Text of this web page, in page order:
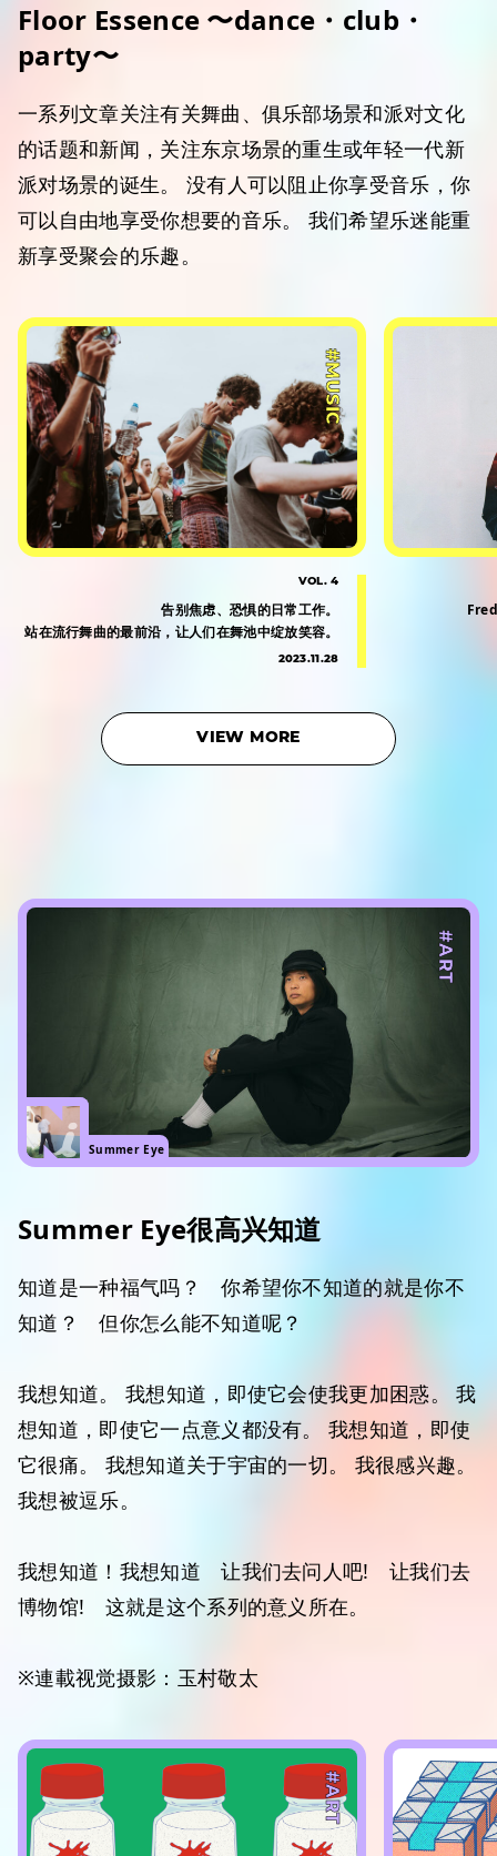
Floor Essence 〜dance・club・
party〜
一系列文章关注有关舞曲、俱乐部场景和派对文化
的话题和新闻，关注东京场景的重生或年轻一代新
派对场景的诞生。 没有人可以阻止你享受音乐，你
可以自由地享受你想要的音乐。 我们希望乐迷能重
新享受聚会的乐趣。
#MUSIC
VOL. 4
告别焦虑、恐惧的日常工作。
站在流行舞曲的最前沿，让人们在舞池中绽放笑容。
2023.11.28
VIEW MORE
#ART
Summer Eye
Summer Eye很高兴知道
知道是一种福气吗？ 你希望你不知道的就是你不
知道？ 但你怎么能不知道呢？
我想知道。 我想知道，即使它会使我更加困惑。 我
想知道，即使它一点意义都没有。 我想知道，即使
它很痛。 我想知道关于宇宙的一切。 我很感兴趣。
我想被逗乐。
我想知道！我想知道 让我们去问人吧! 让我们去
博物馆! 这就是这个系列的意义所在。
※連載视觉摄影：玉村敬太
#ART